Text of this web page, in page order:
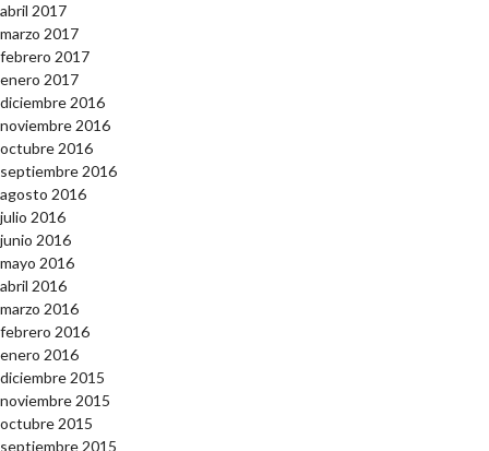
abril 2017
marzo 2017
febrero 2017
enero 2017
diciembre 2016
noviembre 2016
octubre 2016
septiembre 2016
agosto 2016
julio 2016
junio 2016
mayo 2016
abril 2016
marzo 2016
febrero 2016
enero 2016
diciembre 2015
noviembre 2015
octubre 2015
septiembre 2015